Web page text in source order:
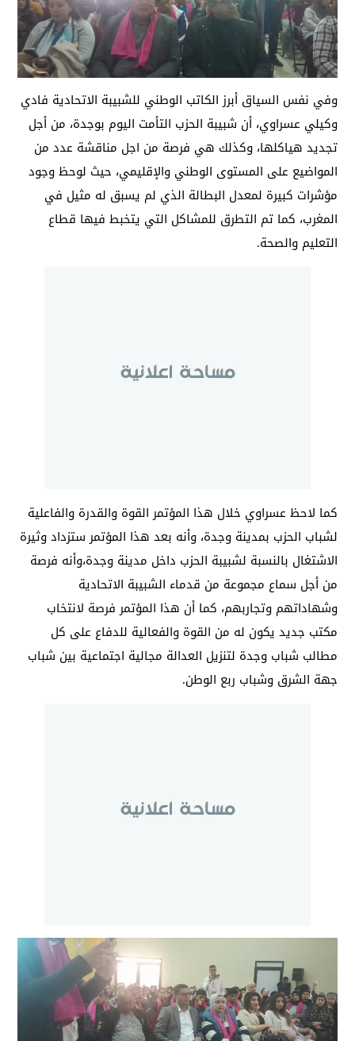
وفي نفس السياق أبرز الكاتب الوطني للشبيبة الاتحادية فادي
وكيلي عسراوي، أن شبيبة الحزب التأمت اليوم بوجدة، من أجل
تجديد هياكلها، وكذلك هي فرصة من اجل مناقشة عدد من
المواضيع على المستوى الوطني والإقليمي، حيث لوحظ وجود
مؤشرات كبيرة لمعدل البطالة الذي لم يسبق له مثيل في
المغرب، كما تم التطرق للمشاكل التي يتخبط فيها قطاع
التعليم والصحة.
كما لاحظ عسراوي خلال هذا المؤتمر القوة والقدرة والفاعلية
لشباب الحزب بمدينة وجدة، وأنه بعد هذا المؤتمر ستزداد وثيرة
الاشتغال بالنسبة لشبيبة الحزب داخل مدينة وجدة،وأنه فرصة
من أجل سماع مجموعة من قدماء الشبيبة الاتحادية
وشهاداتهم وتجاربهم، كما أن هذا المؤتمر فرصة لانتخاب
مكتب جديد يكون له من القوة والفعالية للدفاع على كل
مطالب شباب وجدة لتنزيل العدالة مجالية اجتماعية بين شباب
جهة الشرق وشباب ربع الوطن.